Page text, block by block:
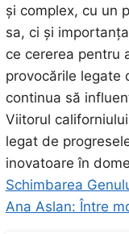
și complex, cu un
sa, ci și
ce cererea pentru
provocările legate
continua să
Viitorul
legat de
inovatoare în
Schimbarea
Ana Aslan: Între